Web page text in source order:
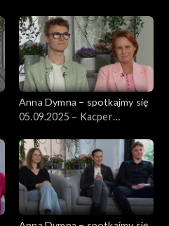
Anna Dymna – spotkajmy się
05.09.2025 – Kacper